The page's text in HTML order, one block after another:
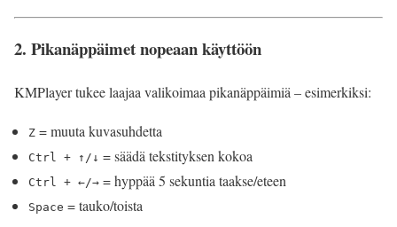
2. Pikanäppäimet nopeaan käyttöön
KMPlayer tukee laajaa valikoimaa pikanäppäimiä – esimerkiksi:
Z = muuta kuvasuhdetta
Ctrl + ↑/↓ = säädä tekstityksen kokoa
Ctrl + ←/→ = hyppää 5 sekuntia taakse/eteen
Space = tauko/toista